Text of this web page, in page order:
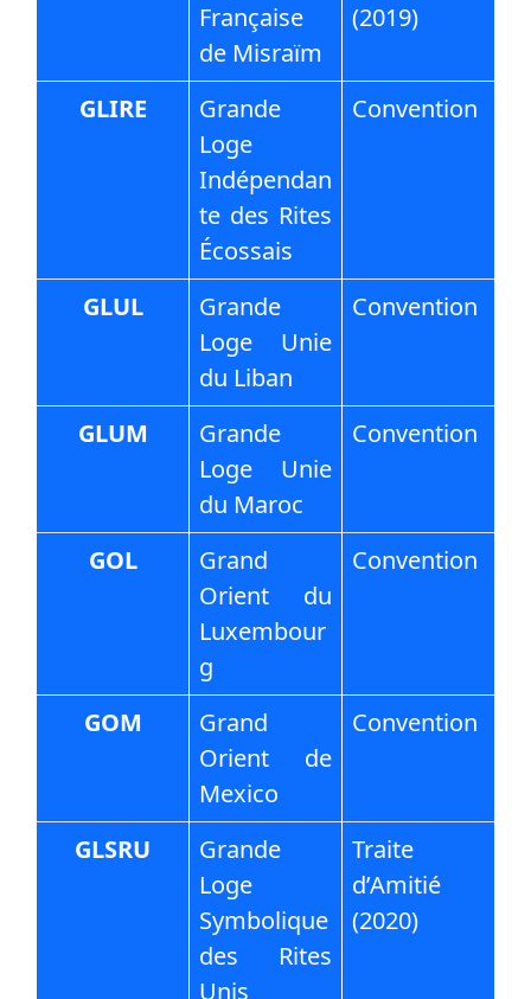
Française
de Misraïm
(2019)
GLIRE
Grande
Loge
Indépendan
te des Rites
Écossais
Convention
GLUL
Grande
Loge Unie
du Liban
Convention
GLUM
Grande
Loge Unie
du Maroc
Convention
GOL
Grand
Orient du
Luxembour
g
Convention
GOM
Grand
Orient de
Mexico
Convention
GLSRU
Grande
Loge
Symbolique
des Rites
Unis
Traite
d’Amitié
(2020)